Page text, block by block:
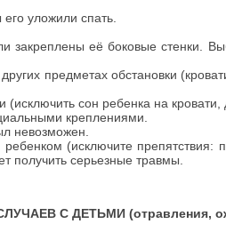
уложили спать.
её боковые стенки.
предметах обстановки
(исключить сон ребенка на кровати,
креплениями.
невозможен.
(исключите препятствия:
получить серьезные травмы.
С ДЕТЬМИ (отравления,